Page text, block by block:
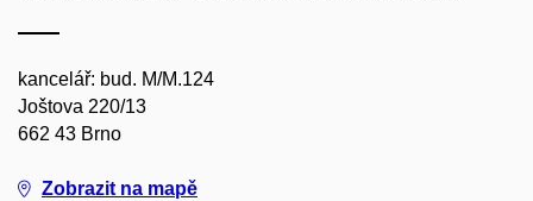
kancelář: bud. M/M.124
Joštova 220/13
662 43 Brno
Zobrazit na mapě